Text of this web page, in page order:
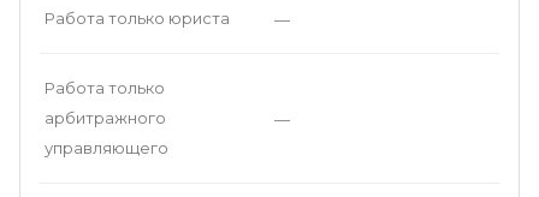
Работа только юриста —
Работа только
арбитражного
управляющего
—